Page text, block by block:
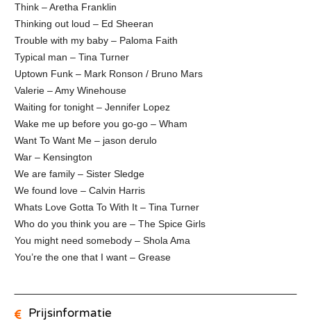
Think – Aretha Franklin
Thinking out loud – Ed Sheeran
Trouble with my baby – Paloma Faith
Typical man – Tina Turner
Uptown Funk – Mark Ronson / Bruno Mars
Valerie – Amy Winehouse
Waiting for tonight – Jennifer Lopez
Wake me up before you go-go – Wham
Want To Want Me – jason derulo
War – Kensington
We are family – Sister Sledge
We found love – Calvin Harris
Whats Love Gotta To With It – Tina Turner
Who do you think you are – The Spice Girls
You might need somebody – Shola Ama
You’re the one that I want – Grease
Prijsinformatie